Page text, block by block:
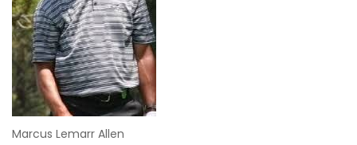
Marcus Lemarr Allen